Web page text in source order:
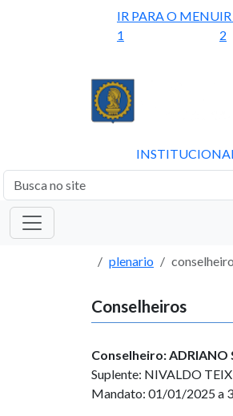
IR PARA O MENU
1
2
plenario
Conselheiros
Conselheiro: ADRIANO
Suplente: NIVALDO
Mandato: 01/01/2025 a